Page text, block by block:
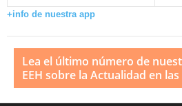
+info de nuestra app
Lea el último número de
EEH sobre la Actualidad en